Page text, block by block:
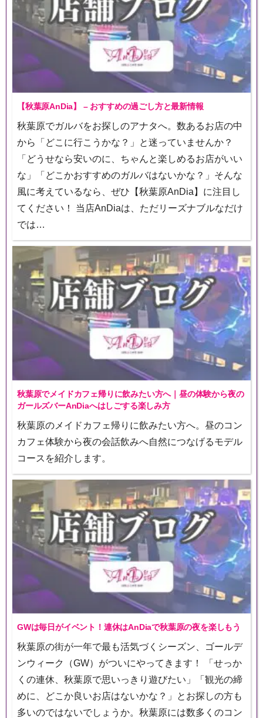
【秋葉原AnDia】 – おすすめの過ごし方と最新情報
秋葉原でガルバをお探しのアナタへ。数あるお店の中
から「どこに行こうかな？」と迷っていませんか？
「どうせなら安いのに、ちゃんと楽しめるお店がいい
な」「どこかおすすめのガルバはないかな？」そんな
風に考えているなら、ぜひ【秋葉原AnDia】に注目し
てください！ 当店AnDiaは、ただリーズナブルなだけ
では…
秋葉原でメイドカフェ帰りに飲みたい方へ｜昼の体験から夜の
ガールズバーAnDiaへはしごする楽しみ方
秋葉原のメイドカフェ帰りに飲みたい方へ。昼のコン
カフェ体験から夜の会話飲みへ自然につなげるモデル
コースを紹介します。
GWは毎日がイベント！連休はAnDiaで秋葉原の夜を楽しもう
秋葉原の街が一年で最も活気づくシーズン、ゴールデ
ンウィーク（GW）がついにやってきます！ 「せっか
くの連休、秋葉原で思いっきり遊びたい」「観光の締
めに、どこか良いお店はないかな？」とお探しの方も
多いのではないでしょうか。秋葉原には数多くのコン